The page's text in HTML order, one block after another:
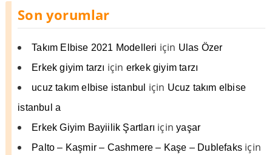
Son yorumlar
Takım Elbise 2021 Modelleri için Ulas Özer
Erkek giyim tarzı için erkek giyim tarzı
ucuz takım elbise istanbul
için Ucuz takım elbise
istanbul a
Erkek Giyim Bayiilik Şartları içinyaşar
Palto – Kaşmir – Cashmere – Kaşe – Dublefaksiçin